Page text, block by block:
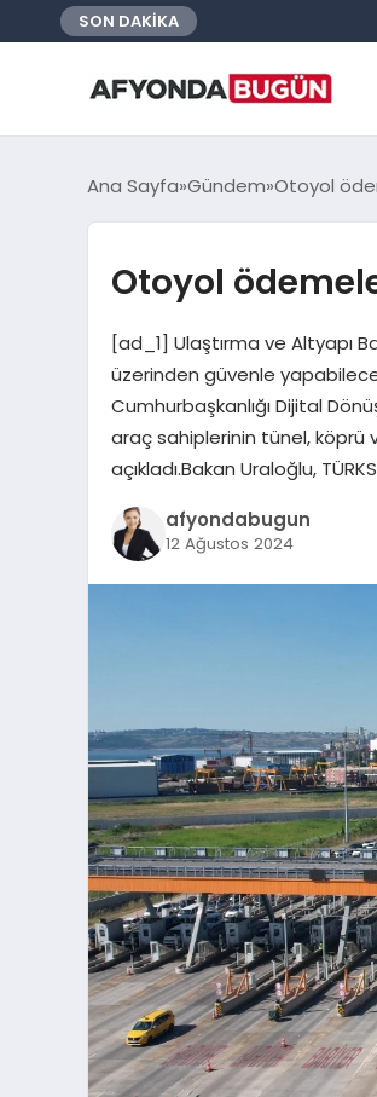
SON DAKİKA
Ana Sayfa Gündem Otoyol
Otoyol
[ad_1] Ulaştırma ve Altyapı
üzerinden güvenle
Cumhurbaşkanlığı Dijital
araç sahiplerinin tünel,
açıkladı.Bakan Uraloğlu,
afyondabugun
12 Ağustos 2024